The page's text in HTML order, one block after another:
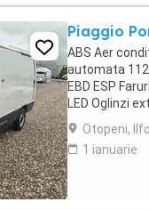
Piaggio
ABS Aer
automata
EBD ESP
LED Oglinzi
Oglinzi
Otopeni,
1 ianuarie